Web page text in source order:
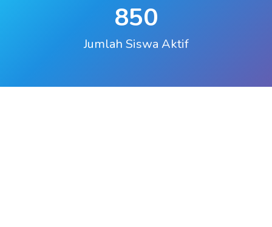
850
Jumlah Siswa Aktif